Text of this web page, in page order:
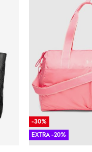
-30%
EXTRA -20%